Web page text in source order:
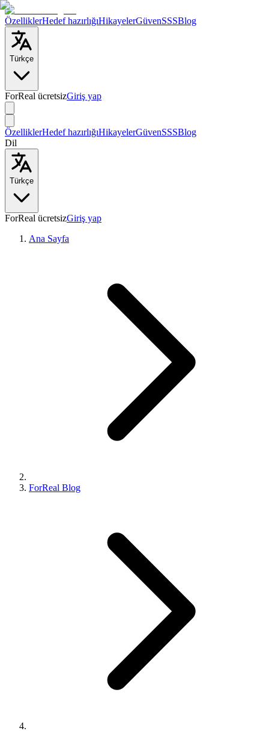
ÖzelliklerHedef hazırlığıHikayelerGüvenSSSBlog
Türkçe
ForReal ücretsizGiriş yap
ÖzelliklerHedef hazırlığıHikayelerGüvenSSSBlog
Dil
Türkçe
ForReal ücretsizGiriş yap
Ana Sayfa
ForReal Blog